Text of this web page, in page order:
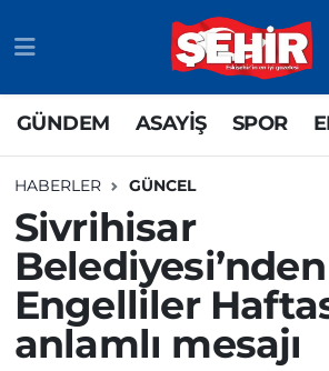
GÜNDEM ASAYİŞ SPOR
HABERLER GÜNCEL
Sivrihisar
Belediyesi’nden
Engelliler
anlamlı mesajı
SPOR
EKONOMİ
SİYASET
SİYASET
SPOR
EKONOMİ
Odunpazarı Nöbetçi
Odunpazarı Hava Durumu
Odunpazarı Trafik Yoğunluk
TFF 3.Lig 4.Grup Puan
Tüm Manşetler